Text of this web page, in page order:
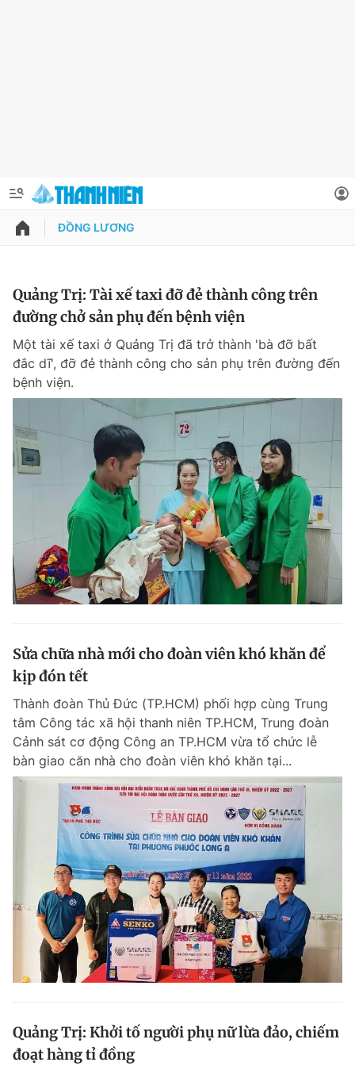
QUẢNG CÁO
Chuyên mục khác
Chào ngày mới Tin 24h
Tin thị trường Tin 360
Magazine
Sản phẩm khác
Tiện ích Bạn cần biết
Thông tin tòa soạn Liên hệ quảng cáo
Đọc Thanh Niên trên điện thoại
Theo dõi báo trên
Hotline
0906 645 777
Liên hệ quảng cáo
0908 780 404
Đặt báo Quảng cáo RSS Tòa soạn Chính sách bảo
Phó tổng biên tập: Lâm Hiếu Dũng
Phó tổng biên tập: Trần Việt Hưng
Tổng thư ký tòa soạn: Đức Trung
Thông tin tài khoản
Đổi mật khẩu
Tin đã lưu
Tin đã xem
Đăng xuất
ĐỒNG LƯƠNG
Quảng Trị: Tài xế taxi đỡ đẻ thành công trên
đường chở sản phụ đến bệnh viện
Một tài xế taxi ở Quảng Trị đã trở thành 'bà đỡ bất
đắc dĩ', đỡ đẻ thành công cho sản phụ trên đường đến
bệnh viện.
Sửa chữa nhà mới cho đoàn viên khó khăn để
kịp đón tết
Thành đoàn Thủ Đức (TP.HCM) phối hợp cùng Trung
tâm Công tác xã hội thanh niên TP.HCM, Trung đoàn
Cảnh sát cơ động Công an TP.HCM vừa tổ chức lễ
bàn giao căn nhà cho đoàn viên khó khăn tại...
Quảng Trị: Khởi tố người phụ nữ lừa đảo, chiếm
đoạt hàng tỉ đồng